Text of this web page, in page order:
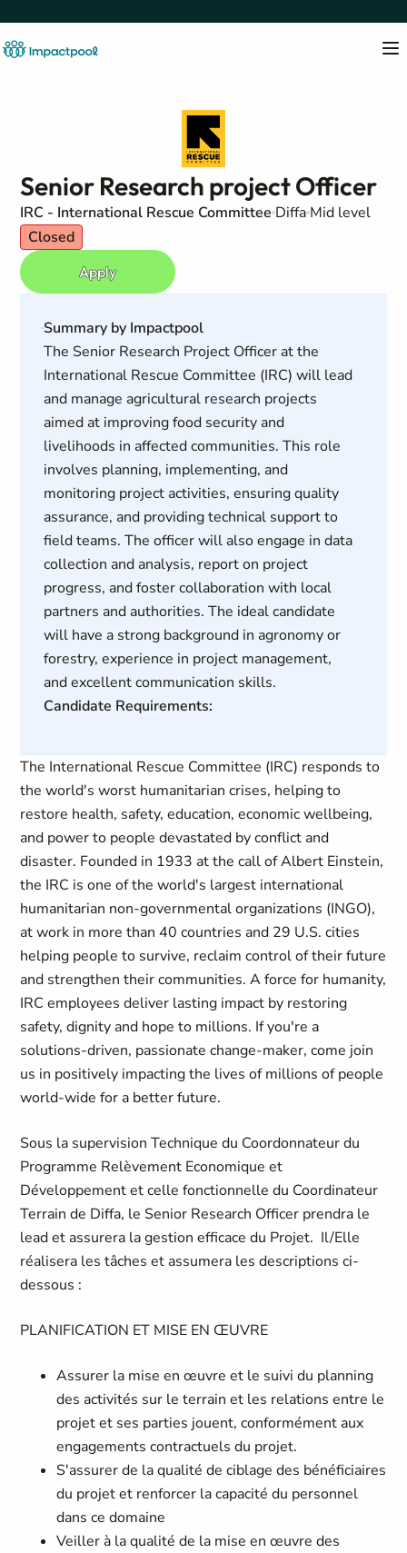
Senior Research project Officer
IRC - International Rescue Committee Diffa Mid level
Closed
Apply
Summary by Impactpool
The Senior Research Project Officer at the
International Rescue Committee (IRC) will lead
and manage agricultural research projects
aimed at improving food security and
livelihoods in affected communities. This role
involves planning, implementing, and
monitoring project activities, ensuring quality
assurance, and providing technical support to
field teams. The officer will also engage in data
collection and analysis, report on project
progress, and foster collaboration with local
partners and authorities. The ideal candidate
will have a strong background in agronomy or
forestry, experience in project management,
and excellent communication skills.
Candidate Requirements:
The International Rescue Committee (IRC) responds to
the world's worst humanitarian crises, helping to
restore health, safety, education, economic wellbeing,
and power to people devastated by conflict and
disaster. Founded in 1933 at the call of Albert Einstein,
the IRC is one of the world's largest international
humanitarian non-governmental organizations (INGO),
at work in more than 40 countries and 29 U.S. cities
helping people to survive, reclaim control of their future
and strengthen their communities. A force for humanity,
IRC employees deliver lasting impact by restoring
safety, dignity and hope to millions. If you're a
solutions-driven, passionate change-maker, come join
us in positively impacting the lives of millions of people
world-wide for a better future.
Sous la supervision Technique du Coordonnateur du
Programme Relèvement Economique et
Développement et celle fonctionnelle du Coordinateur
Terrain de Diffa, le Senior Research Officer prendra le
lead et assurera la gestion efficace du Projet. Il/Elle
réalisera les tâches et assumera les descriptions ci-
dessous :
PLANIFICATION ET MISE EN ŒUVRE
Assurer la mise en œuvre et le suivi du planning
des activités sur le terrain et les relations entre le
projet et ses parties jouent, conformément aux
engagements contractuels du projet.
S'assurer de la qualité de ciblage des bénéficiaires
du projet et renforcer la capacité du personnel
dans ce domaine
Veiller à la qualité de la mise en œuvre des